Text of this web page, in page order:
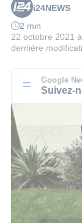
i24NEWS
2 min
22 octobre 2021
dernière
Google
Suivez-